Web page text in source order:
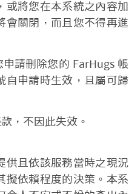
或將您在本系統之內容加
會關閉，而且您不得再進
請刪除您的 FarHugs 帳
自申請時生效，且屬可歸
，不因此失效。
供且依該服務當時之現況
擬依賴程度的決策。本系